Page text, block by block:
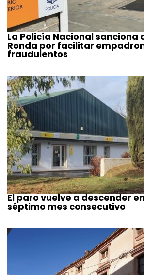
La Policía Nacional sanciona
Ronda por facilitar
fraudulentos
El paro vuelve a descender
séptimo mes consecutivo